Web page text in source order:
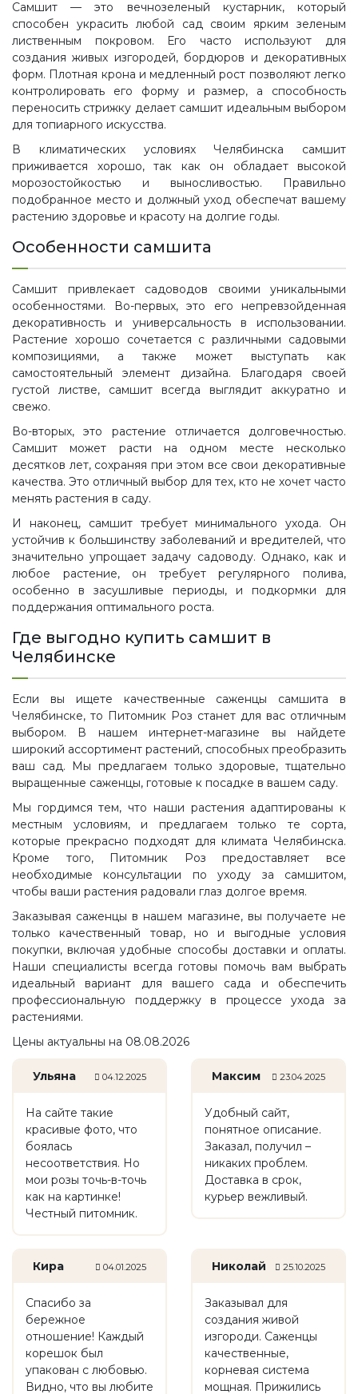
Самшит — это вечнозеленый кустарник, который
способен украсить любой сад своим ярким зеленым
лиственным покровом. Его часто используют для
создания живых изгородей, бордюров и декоративных
форм. Плотная крона и медленный рост позволяют легко
контролировать его форму и размер, а способность
переносить стрижку делает самшит идеальным выбором
для топиарного искусства.
В климатических условиях Челябинска самшит
приживается хорошо, так как он обладает высокой
морозостойкостью и выносливостью. Правильно
подобранное место и должный уход обеспечат вашему
растению здоровье и красоту на долгие годы.
Особенности самшита
Самшит привлекает садоводов своими уникальными
особенностями. Во-первых, это его непревзойденная
декоративность и универсальность в использовании.
Растение хорошо сочетается с различными садовыми
композициями, а также может выступать как
самостоятельный элемент дизайна. Благодаря своей
густой листве, самшит всегда выглядит аккуратно и
свежо.
Во-вторых, это растение отличается долговечностью.
Самшит может расти на одном месте несколько
десятков лет, сохраняя при этом все свои декоративные
качества. Это отличный выбор для тех, кто не хочет часто
менять растения в саду.
И наконец, самшит требует минимального ухода. Он
устойчив к большинству заболеваний и вредителей, что
значительно упрощает задачу садоводу. Однако, как и
любое растение, он требует регулярного полива,
особенно в засушливые периоды, и подкормки для
поддержания оптимального роста.
Где выгодно купить самшит в
Челябинске
Если вы ищете качественные саженцы самшита в
Челябинске, то Питомник Роз станет для вас отличным
выбором. В нашем интернет-магазине вы найдете
широкий ассортимент растений, способных преобразить
ваш сад. Мы предлагаем только здоровые, тщательно
выращенные саженцы, готовые к посадке в вашем саду.
Мы гордимся тем, что наши растения адаптированы к
местным условиям, и предлагаем только те сорта,
которые прекрасно подходят для климата Челябинска.
Кроме того, Питомник Роз предоставляет все
необходимые консультации по уходу за самшитом,
чтобы ваши растения радовали глаз долгое время.
Заказывая саженцы в нашем магазине, вы получаете не
только качественный товар, но и выгодные условия
покупки, включая удобные способы доставки и оплаты.
Наши специалисты всегда готовы помочь вам выбрать
идеальный вариант для вашего сада и обеспечить
профессиональную поддержку в процессе ухода за
растениями.
Цены актуальны на 08.08.2026
Ульяна 04.12.2025
На сайте такие
красивые фото, что
боялась
несоответствия. Но
мои розы точь-в-точь
как на картинке!
Честный питомник.
Максим 23.04.2025
Удобный сайт,
понятное описание.
Заказал, получил –
никаких проблем.
Доставка в срок,
курьер вежливый.
Кира 04.01.2025
Спасибо за
бережное
отношение! Каждый
корешок был
упакован с любовью.
Видно, что вы любите
Николай 25.10.2025
Заказывал для
создания живой
изгороди. Саженцы
качественные,
корневая система
мощная. Прижились